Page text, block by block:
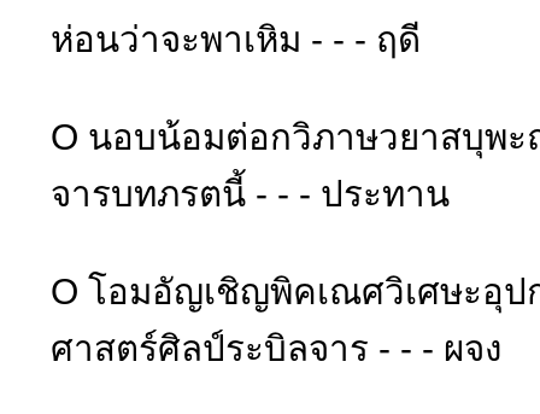
ห่อนว่าจะพาเหิม - - - ฤดี
O นอบน้อมต่อกวิภาษวยาสบุพะ
จารบทภรตนี้ - - - ประทาน
O โอมอัญเชิญพิคเณศวิเศษะอุป
ศาสตร์ศิลป์ระบิลจาร - - - ผจง